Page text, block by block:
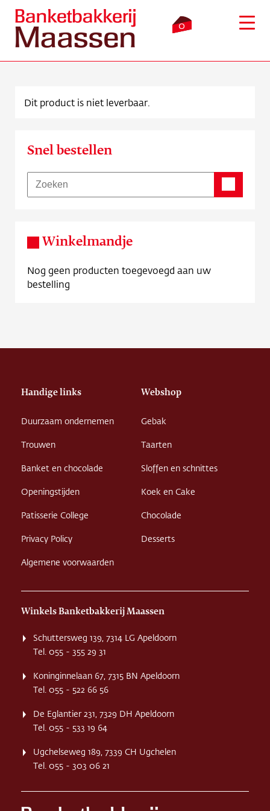
0
Verkooppunten
Over ons
Contact
Dit product is niet leverbaar.
Snel bestellen
Winkelmandje
Nog geen producten toegevoegd aan uw
bestelling
Handige links
Duurzaam ondernemen
Trouwen
Banket en chocolade
Openingstijden
Patisserie College
Privacy Policy
Algemene voorwaarden
Webshop
Gebak
Taarten
Sloffen en schnittes
Koek en Cake
Chocolade
Desserts
Winkels Banketbakkerij Maassen
Schuttersweg 139, 7314 LG Apeldoorn
Tel. 055 - 355 29 31
Koninginnelaan 67, 7315 BN Apeldoorn
Tel. 055 - 522 66 56
De Eglantier 231, 7329 DH Apeldoorn
Tel. 055 - 533 19 64
Ugchelseweg 189, 7339 CH Ugchelen
Tel. 055 - 303 06 21